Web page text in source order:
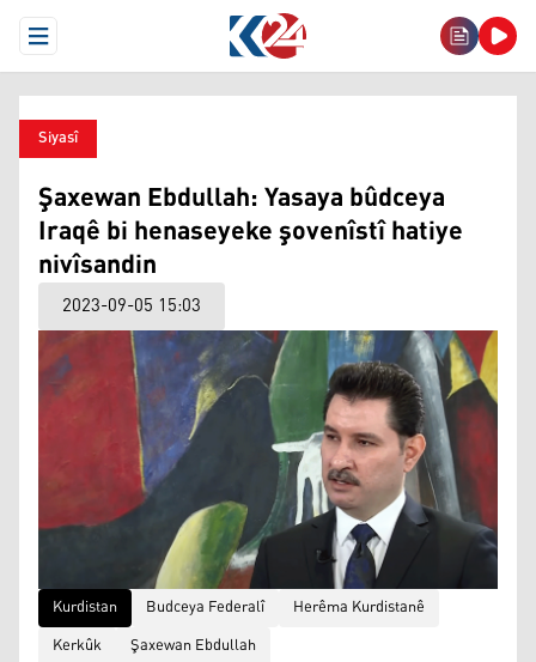
Open Menu
Siyasî
Şaxewan Ebdullah: Yasaya bûdceya
Iraqê bi henaseyeke şovenîstî hatiye
nivîsandin
2023-09-05 15:03
Kurdistan Budceya Federalî
Herêma Kurdistanê
Kerkûk
Şaxewan Ebdullah